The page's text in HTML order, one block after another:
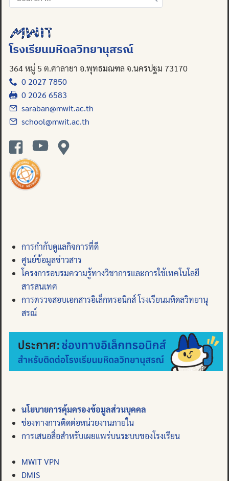
for:
โรงเรียนมหิดลวิทยานุสรณ์
364 หมู่ 5 ต.ศาลายา อ.พุทธมณฑล จ.นครปฐม 73170
0 2027 7850
0 2026 6583
saraban@mwit.ac.th
school@mwit.ac.th
การกำกับดูแลกิจการที่ดี
ศูนย์ข้อมูลข่าวสาร
โครงการอบรมความรู้ทางวิชาการและการใช้เทคโนโลยี
สารสนเทศ
การตรวจสอบเอกสารอิเล็กทรอนิกส์ โรงเรียนมหิดลวิทยานุ
สรณ์
นโยบายการคุ้มครองข้อมูลส่วนบุคคล
ช่องทางการติดต่อหน่วยงานภายใน
การเสนอสื่อสำหรับเผยแพร่บนระบบของโรงเรียน
MWIT VPN
DMIS